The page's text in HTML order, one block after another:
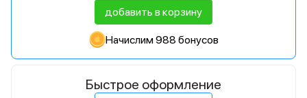
добавить в корзину
Начислим 988 бонусов
Быстрое оформление